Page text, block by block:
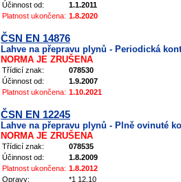
Účinnost od:
1.1.2011
Platnost ukončena: 1.8.2020
ČSN EN 14876
Lahve na přepravu plynů - Periodická
NORMA JE ZRUŠENA
Třídicí znak:
078530
Účinnost od:
1.9.2007
Platnost ukončena: 1.10.2021
ČSN EN 12245
Lahve na přepravu plynů - Plně ovinuté
NORMA JE ZRUŠENA
Třídicí znak:
078535
Účinnost od:
1.8.2009
Platnost ukončena: 1.8.2012
Opravy:
*1 12.10